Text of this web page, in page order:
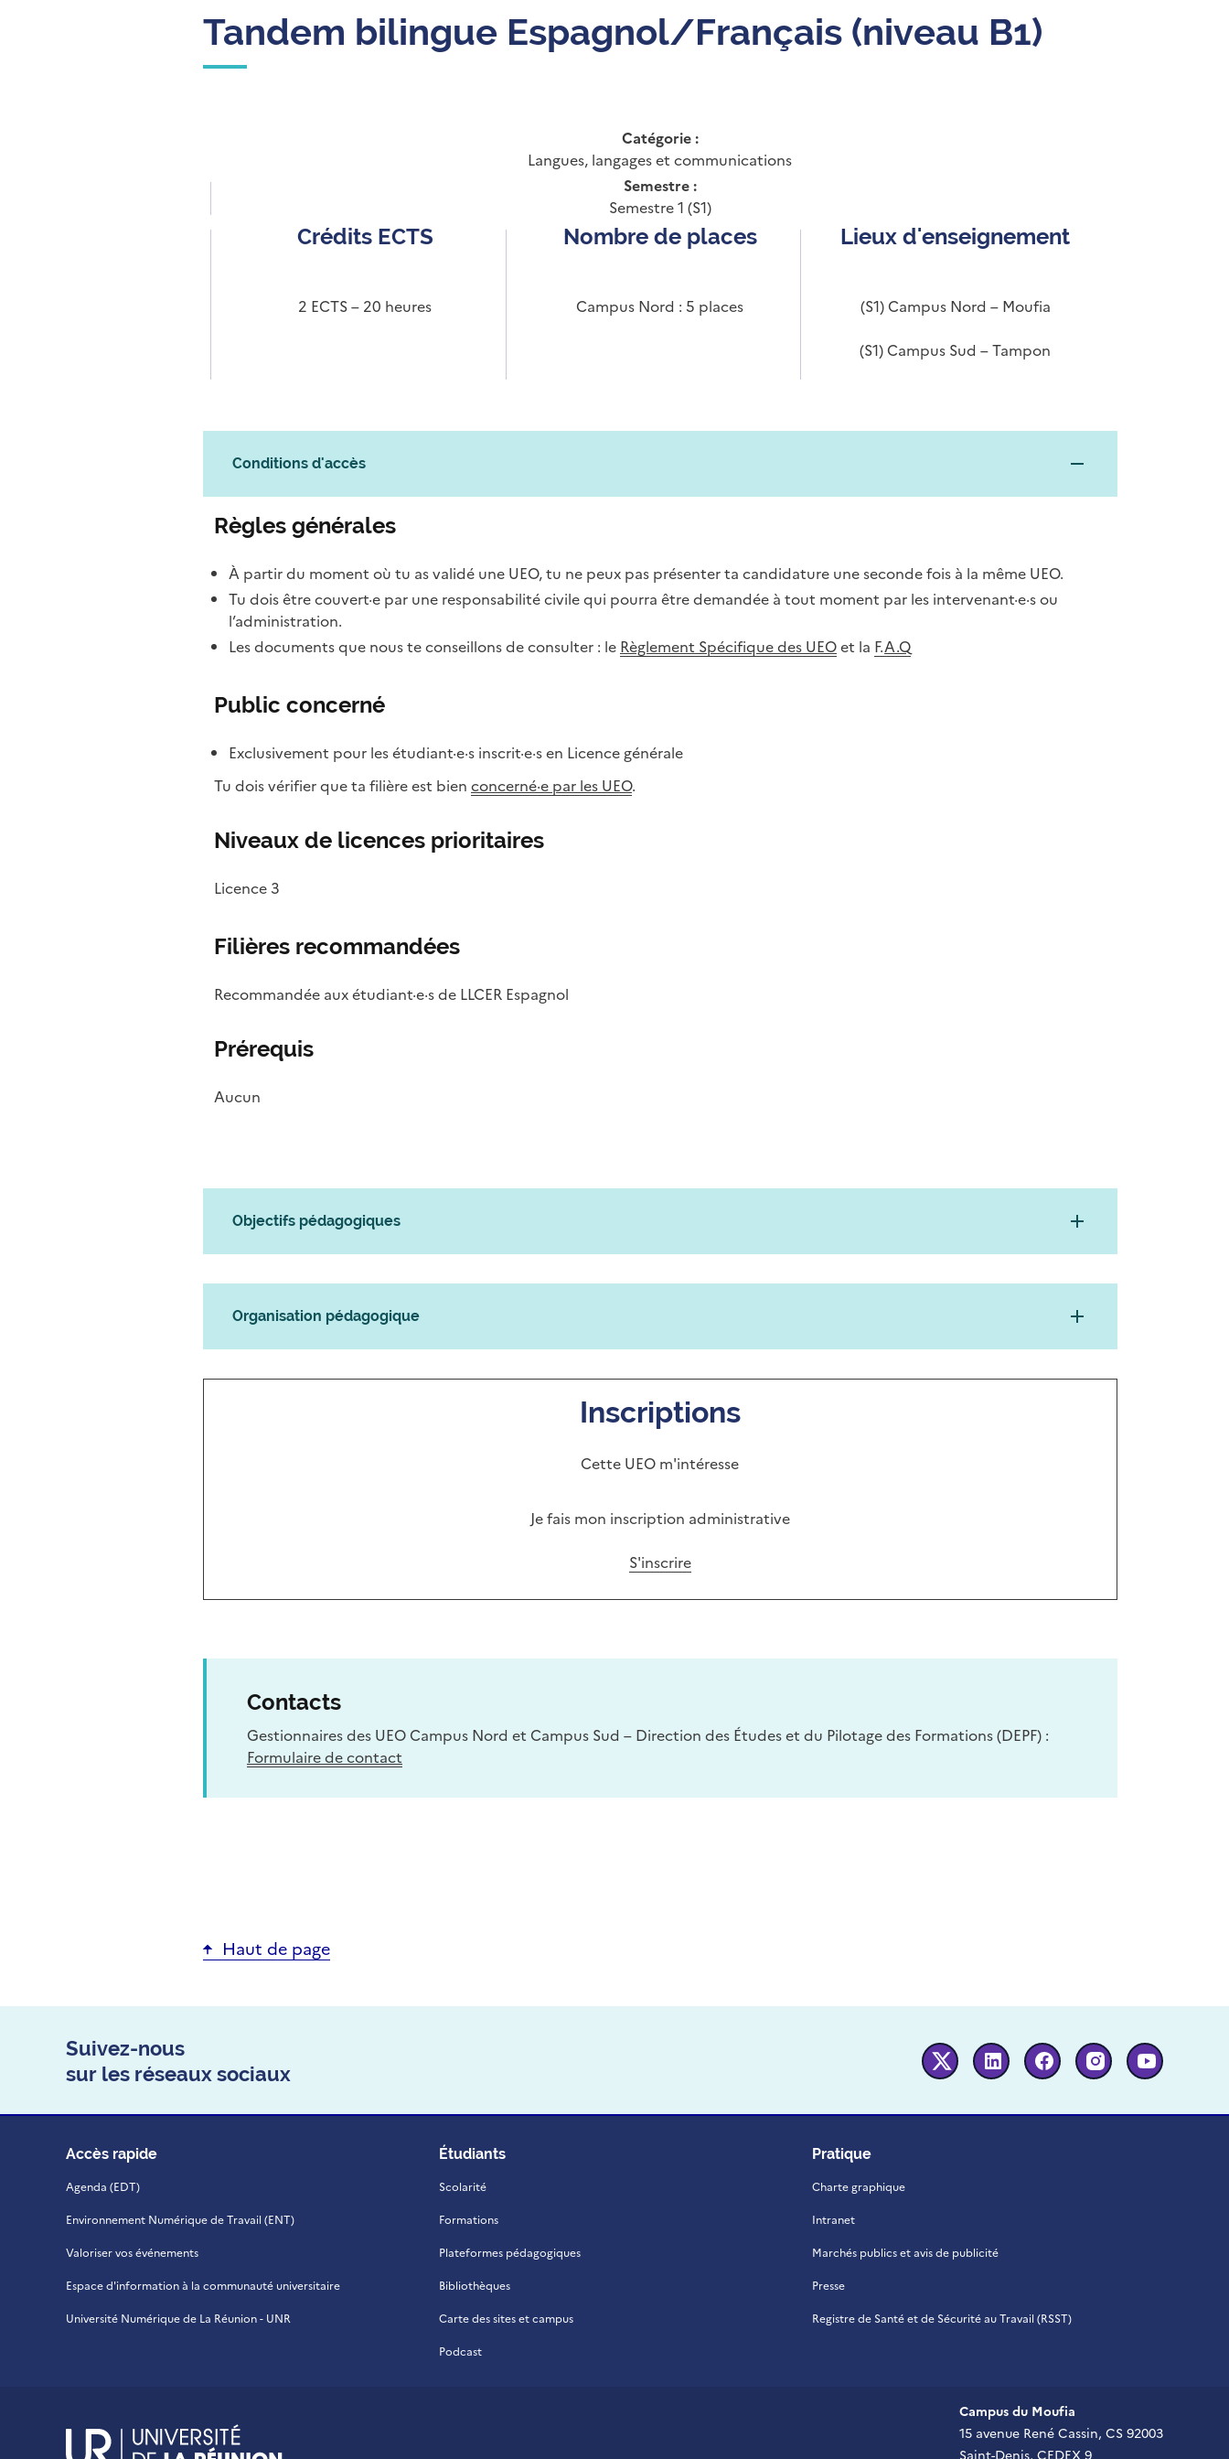
Tandem bilingue Espagnol/Français (niveau B1)
Catégorie :
Langues, langages et communications
Semestre :
Semestre 1 (S1)
Crédits ECTS
2 ECTS – 20 heures
Nombre de places
Campus Nord : 5 places
Lieux d'enseignement
(S1) Campus Nord – Moufia
(S1) Campus Sud – Tampon
Conditions d'accès
Règles générales
À partir du moment où tu as validé une UEO, tu ne peux pas présenter ta candidature une seconde fois à la même UEO.
Tu dois être couvert·e par une responsabilité civile qui pourra être demandée à tout moment par les intervenant·e·s ou
l’administration.
Les documents que nous te conseillons de consulter : le Règlement Spécifique des UEOet la F.A.Q
Public concerné
Exclusivement pour les étudiant·e·s inscrit·e·s en Licence générale
Tu dois vérifier que ta filière est bien concerné·e par les UEO.
Niveaux de licences prioritaires
Licence 3
Filières recommandées
Recommandée aux étudiant·e·s de LLCER Espagnol
Prérequis
Aucun
Objectifs pédagogiques
Organisation pédagogique
Inscriptions
Cette UEO m'intéresse
Je fais mon inscription administrative
S'inscrire
Contacts
Gestionnaires des UEO Campus Nord et Campus Sud – Direction des Études et du Pilotage des Formations (DEPF) :
Formulaire de contact
Haut de page
Suivez-nous
sur les réseaux sociaux
Twitter Linkedin FacebookInstagram
Accès rapide
Agenda (EDT)
Environnement Numérique de Travail (ENT)
Valoriser vos événements
Espace d'information à la communauté universitaire
Université Numérique de La Réunion - UNR
Étudiants
Scolarité
Formations
Plateformes pédagogiques
Bibliothèques
Carte des sites et campus
Podcast
Pratique
Charte graphique
Intranet
Marchés publics et avis de publicité
Presse
Registre de Santé et de Sécurité au Travail (RSST)
Campus du Moufia
15 avenue René Cassin, CS 92003